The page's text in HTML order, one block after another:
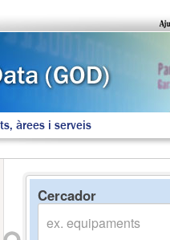
àrees i serveis
Cercador